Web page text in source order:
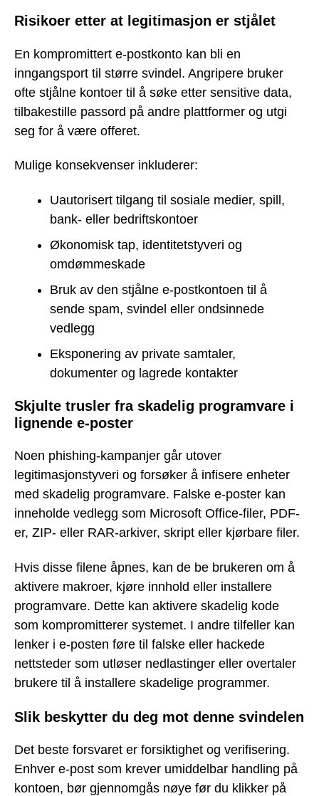
Risikoer etter at legitimasjon er stjålet
En kompromittert e-postkonto kan bli en
inngangsport til større svindel. Angripere bruker
ofte stjålne kontoer til å søke etter sensitive data,
tilbakestille passord på andre plattformer og utgi
seg for å være offeret.
Mulige konsekvenser inkluderer:
Uautorisert tilgang til sosiale medier, spill,
bank- eller bedriftskontoer
Økonomisk tap, identitetstyveri og
omdømmeskade
Bruk av den stjålne e-postkontoen til å
sende spam, svindel eller ondsinnede
vedlegg
Eksponering av private samtaler,
dokumenter og lagrede kontakter
Skjulte trusler fra skadelig programvare i
lignende e-poster
Noen phishing-kampanjer går utover
legitimasjonstyveri og forsøker å infisere enheter
med skadelig programvare. Falske e-poster kan
inneholde vedlegg som Microsoft Office-filer, PDF-
er, ZIP- eller RAR-arkiver, skript eller kjørbare filer.
Hvis disse filene åpnes, kan de be brukeren om å
aktivere makroer, kjøre innhold eller installere
programvare. Dette kan aktivere skadelig kode
som kompromitterer systemet. I andre tilfeller kan
lenker i e-posten føre til falske eller hackede
nettsteder som utløser nedlastinger eller overtaler
brukere til å installere skadelige programmer.
Slik beskytter du deg mot denne svindelen
Det beste forsvaret er forsiktighet og verifisering.
Enhver e-post som krever umiddelbar handling på
kontoen, bør gjennomgås nøye før du klikker på